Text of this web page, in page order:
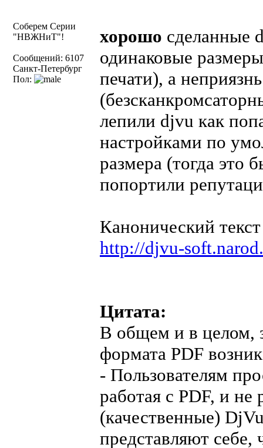
Соберем Серии
"НВЖНиТ"!
Сообщений: 6107
Санкт-Петербург
Пол:
хорошо сделанные
одинаковые
печати), а
лепили djvu как
настройками по
размера (тогда это
попортили
Канонический
http://djvu-
Цитата:
В общем и в целом,
формата PDF
- Пользователям
работая с PDF, и не
(качественные)
представляют